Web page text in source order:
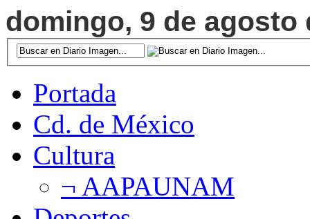
domingo, 9 de agosto
Portada
Cd. de México
Cultura
¬ AAPAUNAM